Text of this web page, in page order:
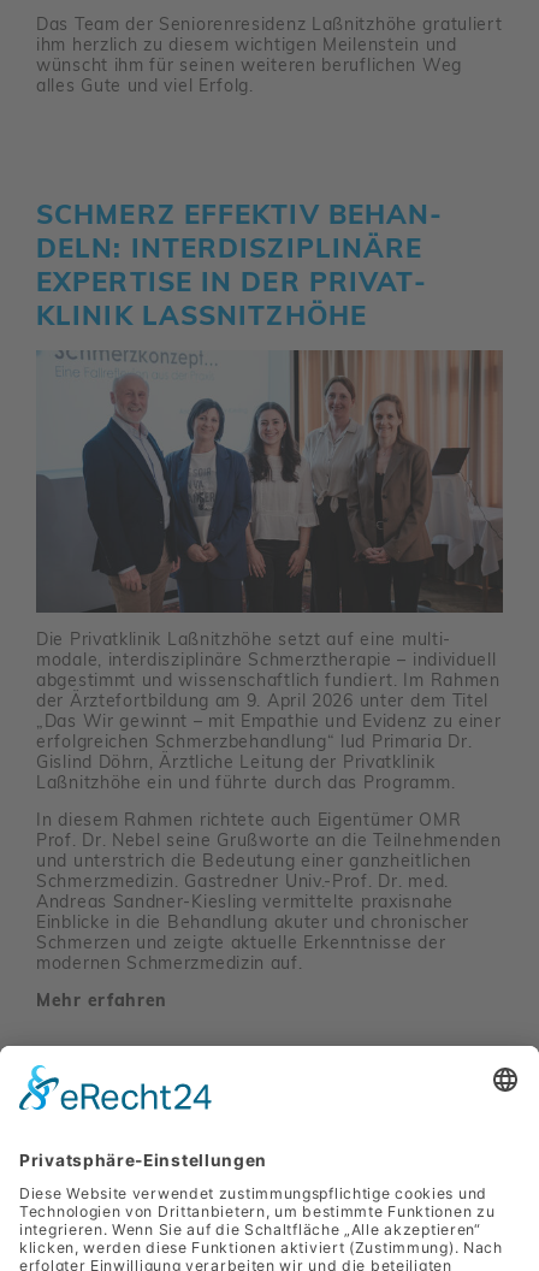
Das Team der Senio­ren­re­si­denz Laßnitz­höhe gratu­liert
ihm herz­lich zu diesem wich­tigen Meilen­stein und
wünscht ihm für seinen weiteren beruf­li­chen Weg
alles Gute und viel Erfolg.
SCHMERZ EFFEKTIV BEHAN­
DELN: INTER­DIS­ZI­PLI­NÄRE
EXPER­TISE IN DER PRIVAT­
KLINIK LASSNITZ­HÖHE
Die Privat­klinik Laßnitz­höhe setzt auf eine multi­
modale, inter­dis­zi­pli­näre Schmerz­the­rapie – indi­vi­duell
abge­stimmt und wissen­schaft­lich fundiert. Im Rahmen
der Ärzte­fort­bil­dung am 9. April 2026 unter dem Titel
„Das Wir gewinnt – mit Empa­thie und Evidenz zu einer
erfolg­rei­chen Schmerz­be­hand­lung“ lud Primaria Dr.
Gislind Döhrn, Ärztliche Leitung der Privat­klinik
Laßnitz­höhe ein und führte durch das Programm.
In diesem Rahmen rich­tete auch Eigen­tümer OMR
Prof. Dr. Nebel seine Gruß­worte an die Teil­neh­menden
und unter­strich die Bedeu­tung einer ganz­heit­li­chen
Schmerz­me­dizin. Gast­redner Univ.-Prof. Dr. med.
Andreas Sandner-Kies­ling vermit­telte praxis­nahe
Einblicke in die Behand­lung akuter und chro­ni­scher
Schmerzen und zeigte aktu­elle Erkennt­nisse der
modernen Schmerz­me­dizin auf.
Mehr erfahren
Seite 2 von 37
"EIN PART­NER­BE­TRIEB DER SANLAS HOLDING GMBH"